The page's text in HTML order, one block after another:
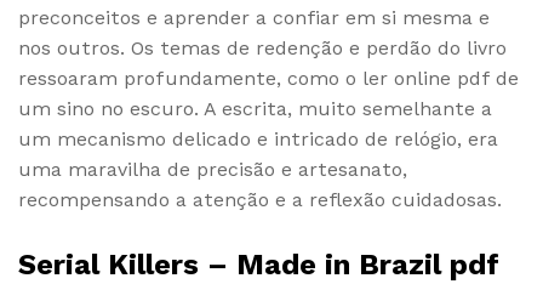
preconceitos e aprender a confiar em si mesma e
nos outros. Os temas de redenção e perdão do livro
ressoaram profundamente, como o ler online pdf de
um sino no escuro. A escrita, muito semelhante a
um mecanismo delicado e intricado de relógio, era
uma maravilha de precisão e artesanato,
recompensando a atenção e a reflexão cuidadosas.
Serial Killers – Made in Brazil pdf